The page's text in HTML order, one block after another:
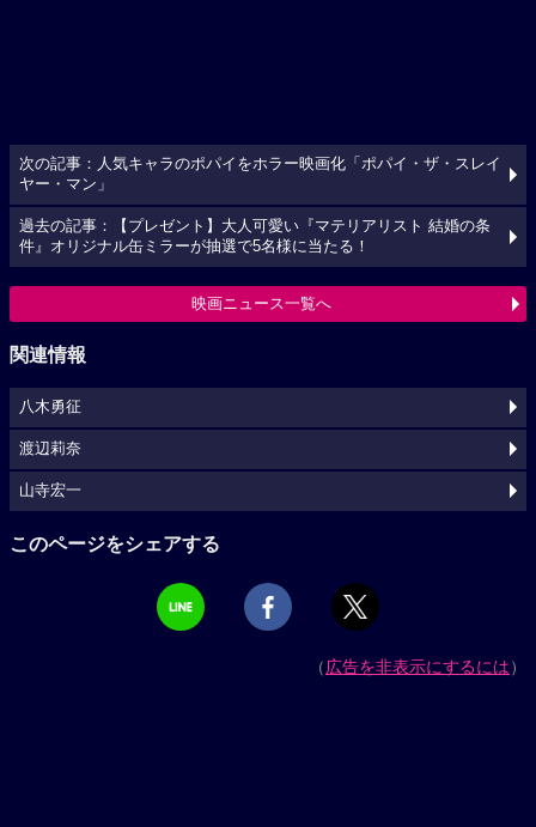
次の記事：人気キャラのポパイをホラー映画化「ポパイ・ザ・スレイ
ヤー・マン」
過去の記事：【プレゼント】大人可愛い『マテリアリスト 結婚の条
件』オリジナル缶ミラーが抽選で5名様に当たる！
映画ニュース一覧へ
関連情報
八木勇征
渡辺莉奈
山寺宏一
このページをシェアする
（広告を非表示にするには）